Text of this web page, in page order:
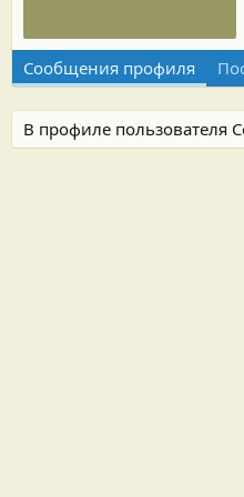
Сообщения профиля
В профиле пользователя